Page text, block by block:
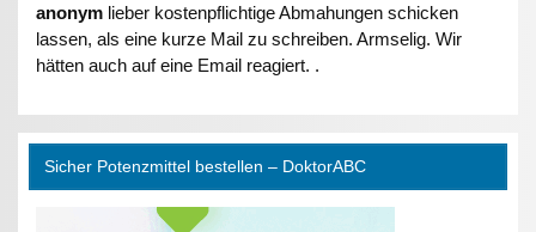
anonym lieber kostenpflichtige Abmahungen schicken
lassen, als eine kurze Mail zu schreiben. Armselig. Wir
hätten auch auf eine Email reagiert. .
Sicher Potenzmittel bestellen – DoktorABC